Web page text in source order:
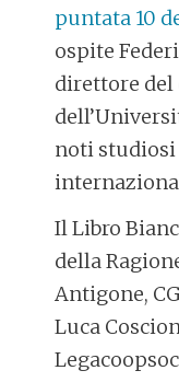
puntata 10
ospite
direttore
noti
Il Libro
della
Antigone,
Luca